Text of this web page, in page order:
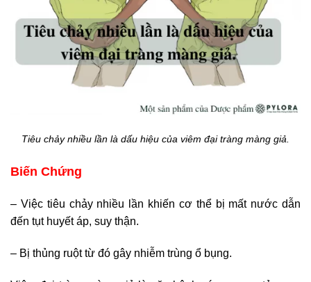
Tiêu chảy nhiều lần là dấu hiệu của viêm đại tràng màng giả.
Biến Chứng
– Việc tiêu chảy nhiều lần khiến cơ thể bị mất nước dẫn
đến tụt huyết áp, suy thận.
– Bị thủng ruột từ đó gây nhiễm trùng ổ bụng.